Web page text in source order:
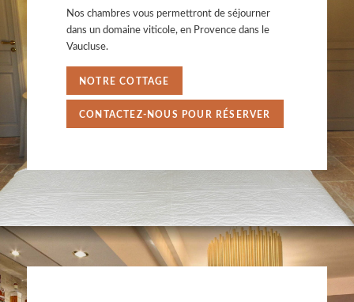
Nos chambres vous permettront de séjourner
dans un domaine viticole, en Provence dans le
Vaucluse.
NOTRE COTTAGE
CONTACTEZ-NOUS POUR RÉSERVER